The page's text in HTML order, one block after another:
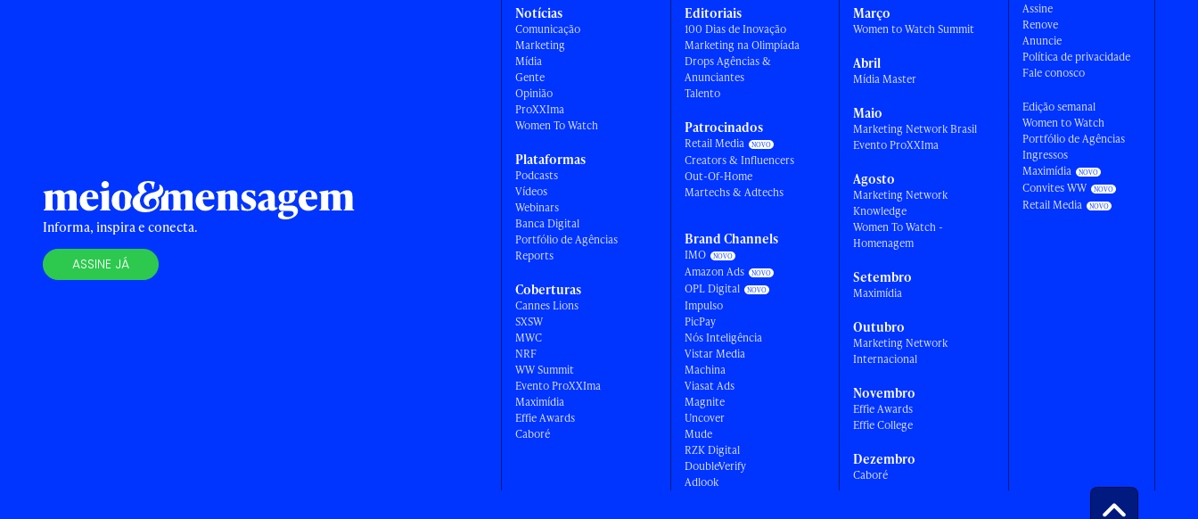
Informa, inspira e conecta.
ASSINE JÁ
Notícias
Comunicação
Marketing
Mídia
Gente
Opinião
ProXXIma
Women To Watch
Plataformas
Podcasts
Vídeos
Webinars
Banca Digital
Portfólio de Agências
Reports
Coberturas
Cannes Lions
SXSW
MWC
NRF
WW Summit
Evento ProXXIma
Maximídia
Effie Awards
Caboré
Editoriais
100 Dias de Inovação
Marketing na Olimpíada
Drops Agências &
Anunciantes
Talento
Patrocinados
Retail Media
Creators & Influencers
Out-Of-Home
Martechs & Adtechs
Brand Channels
IMO
Amazon Ads
OPL Digital
Impulso
PicPay
Nós Inteligência
Vistar Media
Machina
Viasat Ads
Magnite
Uncover
Mude
RZK Digital
DoubleVerify
Adlook
Março
Women to Watch Summit
Abril
Mídia Master
Maio
Marketing Network Brasil
Evento ProXXIma
Agosto
Marketing Network
Knowledge
Women To Watch -
Homenagem
Setembro
Maximídia
Outubro
Marketing Network
Internacional
Novembro
Effie Awards
Effie College
Dezembro
Caboré
Assine
Renove
Anuncie
Política de privacidade
Fale conosco
Edição semanal
Women to Watch
Portfólio de Agências
Ingressos
Maximídia
Convites WW
Retail Media